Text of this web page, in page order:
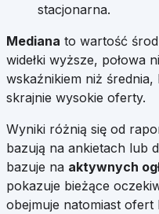
stacjonarna.
Mediana to wartość
widełki wyższe, połowa
wskaźnikiem niż
skrajnie wysokie oferty.
Wyniki różnią się od
bazują na ankietach lub
bazuje na aktywnych
pokazuje bieżące
obejmuje natomiast ofert